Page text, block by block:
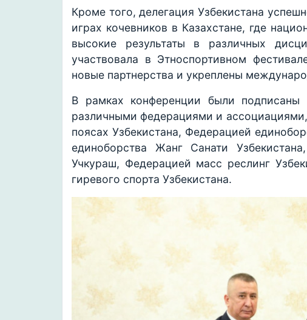
Кроме того, делегация Узбекистана
играх кочевников в Казахстане, где
высокие результаты в различных
участвовала в Этноспортивном
новые партнерства и укреплены
В рамках конференции были
различными федерациями и
поясах Узбекистана, Федерацией
единоборства Жанг Санати
Учкураш, Федерацией масс реслинг
гиревого спорта Узбекистана.